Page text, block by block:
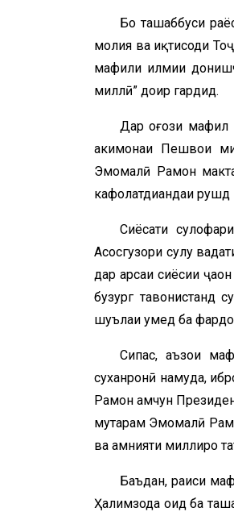
Бо ташаббуси
молия ва иқтисоди
маҳфили илмии
миллӣ” доир гардид.
Дар оғози
ҳакимонаи Пешвои
Эмомалӣ Раҳмон
кафолатдиҳандаи
Сиёсати
Асосгузори сулҳу
дар арсаи сиёсии
бузург тавонистанд
шуълаи умед ба
Сипас, аъзои
суханронӣ намуда,
Раҳмон ҳамчун
муҳтарам Эмомалӣ
ва амнияти миллиро
Баъдан, раиси
Ҳалимзода оид ба